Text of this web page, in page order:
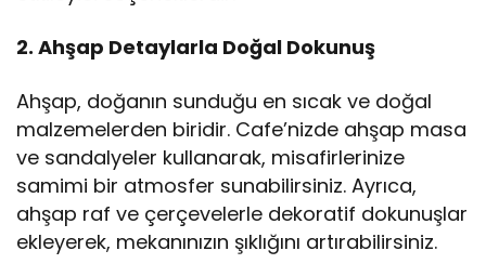
2. Ahşap Detaylarla Doğal Dokunuş
Ahşap, doğanın sunduğu en sıcak ve doğal
malzemelerden biridir. Cafe’nizde ahşap masa
ve sandalyeler kullanarak, misafirlerinize
samimi bir atmosfer sunabilirsiniz. Ayrıca,
ahşap raf ve çerçevelerle dekoratif dokunuşlar
ekleyerek, mekanınızın şıklığını artırabilirsiniz.